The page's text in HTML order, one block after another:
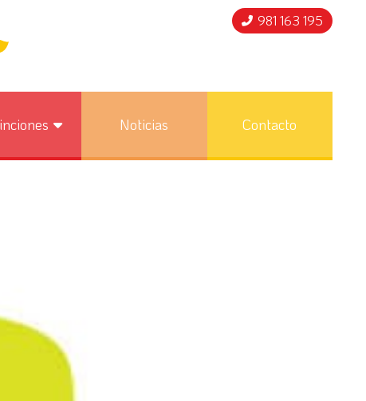
981 163 195
Noticias Contacto